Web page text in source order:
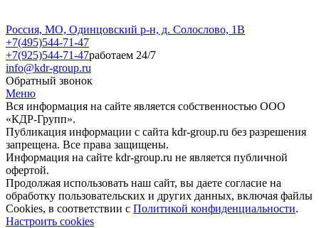
Россия, МО, Одинцовский р-н, д. Солослово, 1В
+7(495)544-71-47
+7(925)544-71-47работаем 24/7
info@kdr-group.ru
Обратный звонок
Меню
Вся информация на сайте является собственностью ООО
«КДР-Групп».
Публикация информации с сайта kdr-group.ru без разрешения
запрещена. Все права защищены.
Информация на сайте kdr-group.ru не является публичной
офертой.
Продолжая использовать наш сайт, вы даете согласие на
обработку пользовательских и других данных, включая файлы
Cookies, в соответствии с Политикой конфиденциальности.
Настроить cookies